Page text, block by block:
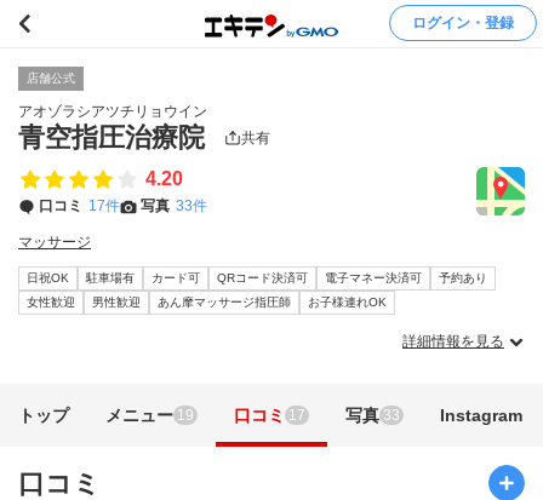
ログイン・登録
店舗公式
アオゾラシアツチリョウイン
青空指圧治療院 共有
4.20
口コミ 17件 写真 33件
マッサージ
日祝OK 駐車場有 カード可 QRコード決済可 電子マネー決済可
予約あり
女性歓迎
男性歓迎 あん摩マッサージ指圧師 お子様連れOK
詳細情報を見る
トップ メニュー 19 口コミ 17 写真 33 Instagram
口コミ